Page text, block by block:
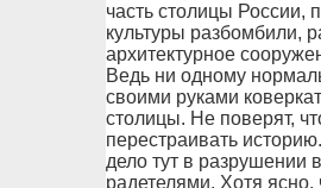
часть столицы России,
культуры разбомбили,
архитектурное
Ведь ни одному
своими руками
столицы. Не поверят,
перестраивать
дело тут в разрушении
радетелями. Хотя